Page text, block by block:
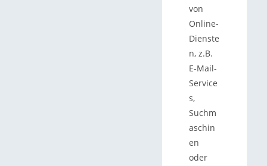
von
Online-
Dienste
n, z.B.
E-Mail-
Service
s,
Suchm
aschin
en
oder